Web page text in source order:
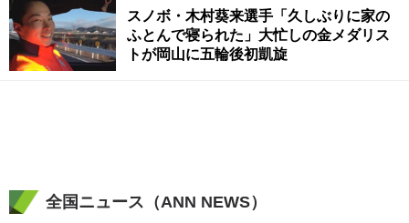
スノボ・木村葵来選手「久しぶりに家の
ふとんで寝られた」大忙しの金メダリス
トが岡山に五輪後初凱旋
全国ニュース（ANN NEWS）